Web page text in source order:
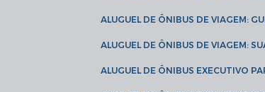
ALUGUEL DE ÔNIBUS DE VIAGEM:
ALUGUEL DE ÔNIBUS DE VIAGEM:
ALUGUEL DE ÔNIBUS EXECUTIVO